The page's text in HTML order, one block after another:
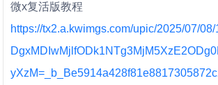
微x复活版教程
https://tx2.a.kwimgs.com/upic/2025/07/